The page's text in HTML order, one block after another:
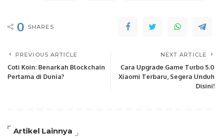
0 SHARES
PREVIOUS ARTICLE
Coti Koin: Benarkah Blockchain
Pertama di Dunia?
NEXT ARTICLE
Cara Upgrade Game Turbo 5.0
Xiaomi Terbaru, Segera Unduh
Disini!
Artikel Lainnya